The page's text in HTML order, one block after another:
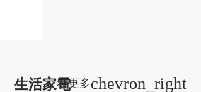
生活家電看更多chevron_right